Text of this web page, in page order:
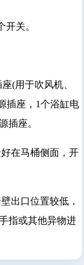
关。
(用于吹风机、
插座，1个浴缸电
插座。
在马桶侧面，开
壁出口位置较低，
指或其他异物进